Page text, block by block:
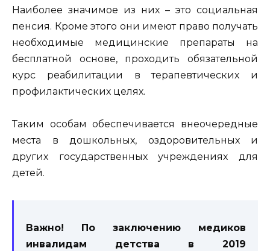
Наиболее значимое из них – это социальная
пенсия. Кроме этого они имеют право получать
необходимые медицинские препараты на
бесплатной основе, проходить обязательной
курс реабилитации в терапевтических и
профилактических целях.
Таким особам обеспечивается внеочередные
места в дошкольных, оздоровительных и
других государственных учреждениях для
детей.
Важно! По заключению медиков
инвалидам детства в 2019